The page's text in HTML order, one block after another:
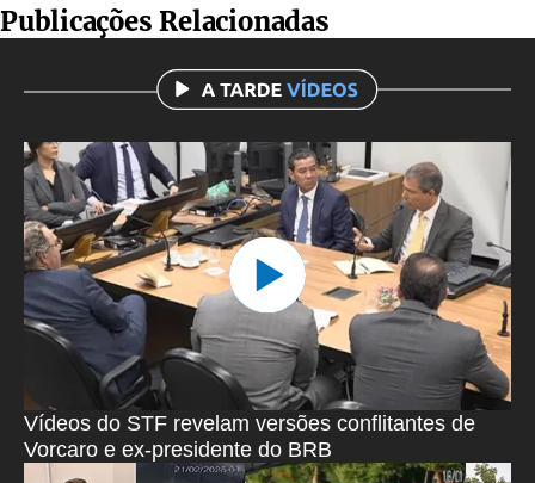
Publicações Relacionadas
Vídeos do STF revelam versões conflitantes de
Vorcaro e ex-presidente do BRB